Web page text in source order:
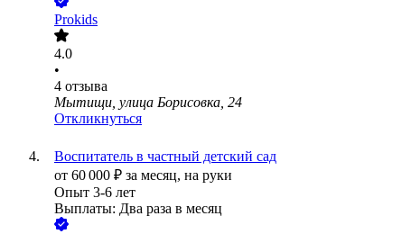
Prokids
4.0
•
4 отзыва
Мытищи, улица Борисовка, 24
Откликнуться
Воспитатель в частный детский сад
от 60 000 ₽ за месяц, на руки
Опыт 3-6 лет
Выплаты: Два раза в месяц